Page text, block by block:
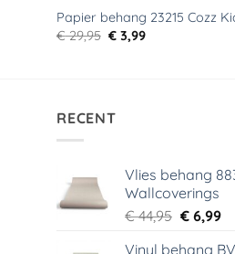
Papier behang 23215 Cozz
€29,95 Oorspronkelijke
prijs
€ 3,99Huidige
RECENT
Vlies behang
Wallcoverings
€44,95 €6,99
Vinyl behang